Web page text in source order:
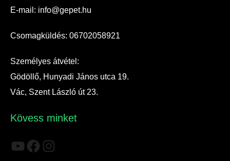
E-mail: info@gepet.hu
Csomagküldés: 06702058921
Személyes átvétel:
Gödöllő, Hunyadi János utca 19.
Vác, Szent László út 23.
Kövess minket
YouTube
Facebook
Instagram